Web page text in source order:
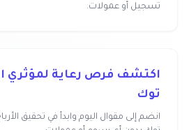
تسجيل أو عمولات.
اكتشف فرص رعاية لمؤثري
توك
انضم إلى مقوال اليوم وابدأ في تحقيق